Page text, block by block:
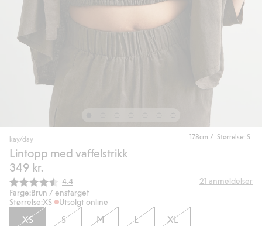
178cm / Størrelse: S
kay/day
Lintopp med vaffelstrikk
349 kr.
Gjennomsnittskarakter:
4.4 21 anmeldelser
Farge:Brun / ensfarget
Størrelse:XS Utsolgt online
XS S M L XL